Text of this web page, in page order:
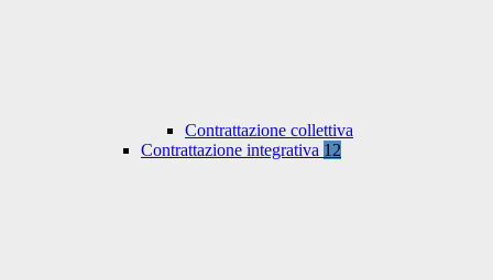
Contrattazione collettiva
Contrattazione integrativa 12